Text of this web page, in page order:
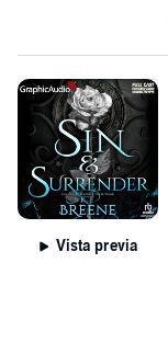
Vista previa